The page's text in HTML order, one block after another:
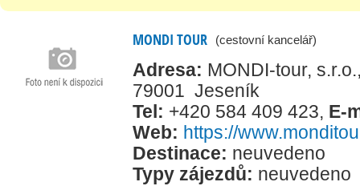
MONDI TOUR (cestovní kancelář)
Adresa: MONDI-tour,
79001 Jeseník
Tel: +420 584 409 423, E-
Web: https://
Destinace: neuvedeno
Typy zájezdů: neuvedeno